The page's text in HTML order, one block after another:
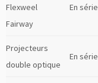
Flexweel
Fairway
En série
Projecteurs
double optique
En série